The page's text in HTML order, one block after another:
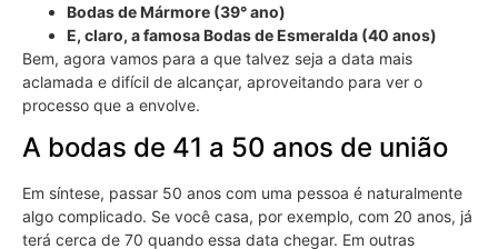
Bodas de Mármore (39° ano)
E, claro, a famosa Bodas de Esmeralda (40 anos)
Bem, agora vamos para a que talvez seja a data mais
aclamada e difícil de alcançar, aproveitando para ver o
processo que a envolve.
A bodas de 41 a 50 anos de união
Em síntese, passar 50 anos com uma pessoa é naturalmente
algo complicado. Se você casa, por exemplo, com 20 anos, já
terá cerca de 70 quando essa data chegar. Em outras